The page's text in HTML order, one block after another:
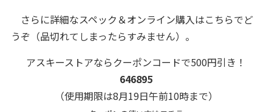
さらに詳細なスペック＆オンライン購入はこちらでど
うぞ（品切れてしまったらすみません）。
アスキーストアならクーポンコードで500円引き！
646895
（使用期限は8月19日午前10時まで）